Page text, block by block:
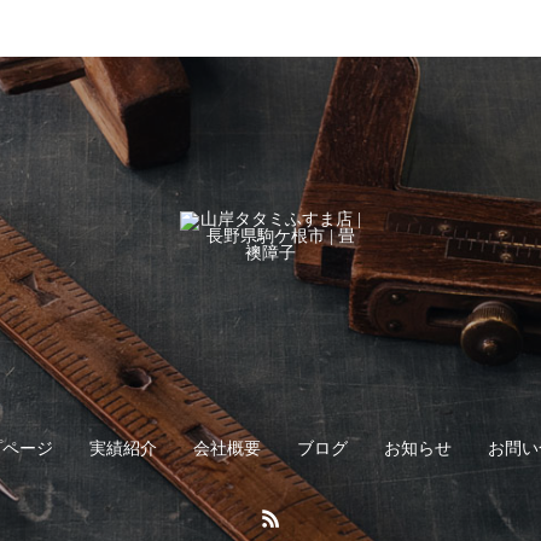
ージ 実績紹介 会社概要 ブログ お知らせ お問